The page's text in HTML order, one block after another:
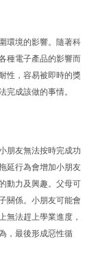
環境的影響。隨著科
種電子產品的影響而
性，容易被即時的獎
成該做的事情。
朋友無法按時完成功
延行為會增加小朋友
動力及興趣。父母可
關係。小朋友可能會
無法趕上學業進度，
，最後形成惡性循